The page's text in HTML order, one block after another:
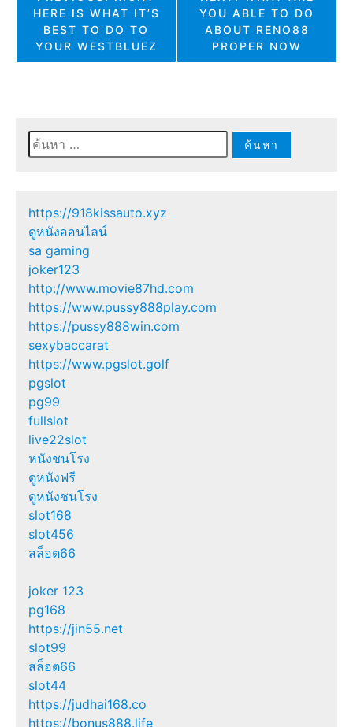
เรื่อง
HERE IS WHAT IT’S
BEST TO DO TO
YOUR WESTBLUEZ
YOU ABLE TO DO
ABOUT RENO88
PROPER NOW
ค้นหา
สำหรับ:
https://918kissauto.xyz
ดูหนังออนไลน์
sa gaming
joker123
http://www.movie87hd.com
https://www.pussy888play.com
https://pussy888win.com
sexybaccarat
https://www.pgslot.golf
pgslot
pg99
fullslot
live22slot
หนังชนโรง
ดูหนังฟรี
ดูหนังชนโรง
slot168
slot456
สล็อต66
joker 123
pg168
https://jin55.net
slot99
สล็อต66
slot44
https://judhai168.co
https://bonus888.life